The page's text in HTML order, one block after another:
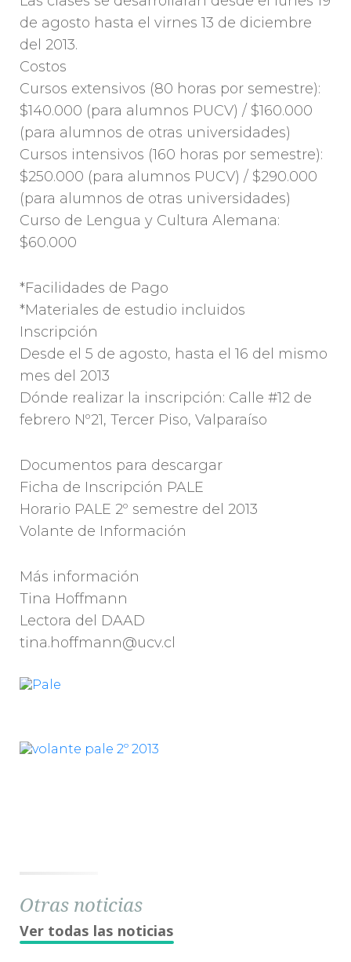
de agosto hasta el virnes 13 de diciembre
del 2013.
Costos
Cursos extensivos (80 horas por semestre):
$140.000 (para alumnos PUCV) / $160.000
(para alumnos de otras universidades)
Cursos intensivos (160 horas por semestre):
$250.000 (para alumnos PUCV) / $290.000
(para alumnos de otras universidades)
Curso de Lengua y Cultura Alemana:
$60.000
*Facilidades de Pago
*Materiales de estudio incluidos
Inscripción
Desde el 5 de agosto, hasta el 16 del mismo
mes del 2013
Dónde realizar la inscripción: Calle #12 de
febrero Nº21, Tercer Piso, Valparaíso
Documentos para descargar
Ficha de Inscripción PALE
Horario PALE 2º semestre del 2013
Volante de Información
Más información
Tina Hoffmann
Lectora del DAAD
tina.hoffmann@ucv.cl
Otras noticias
Ver todas las noticias